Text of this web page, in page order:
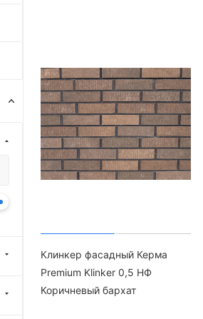
Клинкер фасадный Керма
Premium Klinker 0,5 НФ
Коричневый бархат